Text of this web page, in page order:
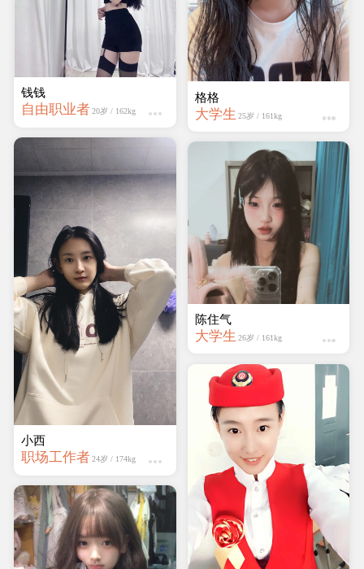
钱钱
自由职业者 20岁 / 162kg
小西
职场工作者 24岁 / 174kg
格格
大学生 25岁 / 161kg
陈住气
大学生 26岁 / 161kg